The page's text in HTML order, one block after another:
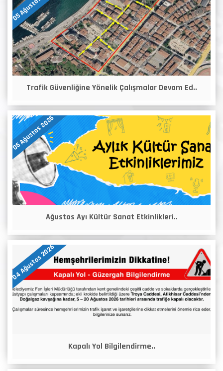
Trafik Güvenliğine Yönelik Çalışmalar Devam Ed..
05 Ağustos 2026
Ağustos Ayı Kültür Sanat Etkinlikleri..
04 Ağustos 2026
Kapalı Yol Bilgilendirme..